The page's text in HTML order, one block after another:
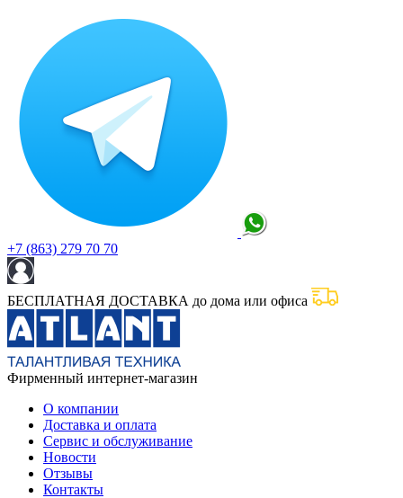
+7 (863) 279 70 70
БЕСПЛАТНАЯ ДОСТАВКА до дома или офиса
Фирменный интернет-магазин
О компании
Доставка и оплата
Сервис и обслуживание
Новости
Отзывы
Контакты